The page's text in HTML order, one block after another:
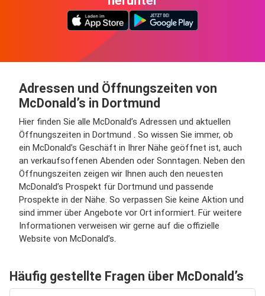
Adressen und Öffnungszeiten von
McDonald’s in Dortmund
Hier finden Sie alle McDonald’s Adressen und aktuellen
Öffnungszeiten in Dortmund . So wissen Sie immer, ob
ein McDonald’s Geschäft in Ihrer Nähe geöffnet ist, auch
an verkaufsoffenen Abenden oder Sonntagen. Neben den
Öffnungszeiten zeigen wir Ihnen auch den neuesten
McDonald’s Prospekt für Dortmund und passende
Prospekte in der Nähe. So verpassen Sie keine Aktion und
sind immer über Angebote vor Ort informiert. Für weitere
Informationen verweisen wir gerne auf die offizielle
Website von McDonald’s.
Häufig gestellte Fragen über McDonald’s